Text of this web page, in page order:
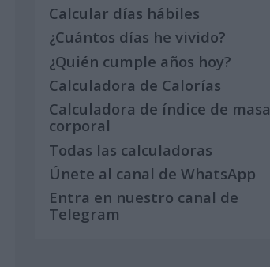
Calcular días hábiles
¿Cuántos días he vivido?
¿Quién cumple años hoy?
Calculadora de Calorías
Calculadora de índice de masa
corporal
Todas las calculadoras
Únete al canal de WhatsApp
Entra en nuestro canal de
Telegram